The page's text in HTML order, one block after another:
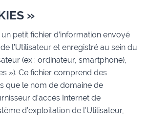
»
petit fichier d’information envoyé
l’Utilisateur et enregistré au sein du
(ex : ordinateur, smartphone),
»). Ce fichier comprend des
que le nom de domaine de
d’accès Internet de
d’exploitation de l’Utilisateur,